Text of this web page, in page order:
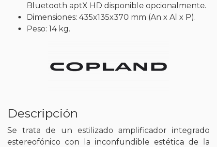
Bluetooth aptX HD disponible opcionalmente.
Dimensiones: 435x135x370 mm (An x Al x P).
Peso: 14 kg.
Descripción
Se trata de un estilizado amplificador integrado
estereofónico con la inconfundible estética de la